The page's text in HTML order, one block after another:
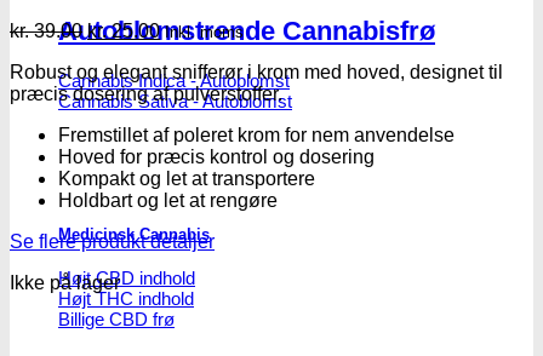
Autoblomstrende Cannabisfrø
Cannabis Indica - Autoblomst
Cannabis Sativa - Autoblomst
Medicinsk Cannabis
Højt CBD indhold
Højt THC indhold
Billige CBD frø
kr.39.00 Den
oprindelige
pris
var:
kr. 39.00.
kr.25.00Den
aktuelle
pris
er:
kr. 25.00.
Inkl. moms
Robust og elegant snifferør i krom med hoved, designet til
præcis dosering af pulverstoffer.
Fremstillet af poleret krom for nem anvendelse
Hoved for præcis kontrol og dosering
Kompakt og let at transportere
Holdbart og let at rengøre
Se flere produkt detaljer
Ikke på lager